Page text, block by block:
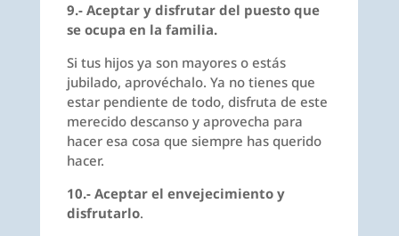
9.- Aceptar y disfrutar del puesto que
se ocupa en la familia.
Si tus hijos ya son mayores o estás
jubilado, aprovéchalo. Ya no tienes que
estar pendiente de todo, disfruta de este
merecido descanso y aprovecha para
hacer esa cosa que siempre has querido
hacer.
10.- Aceptar el envejecimiento y
disfrutarlo.